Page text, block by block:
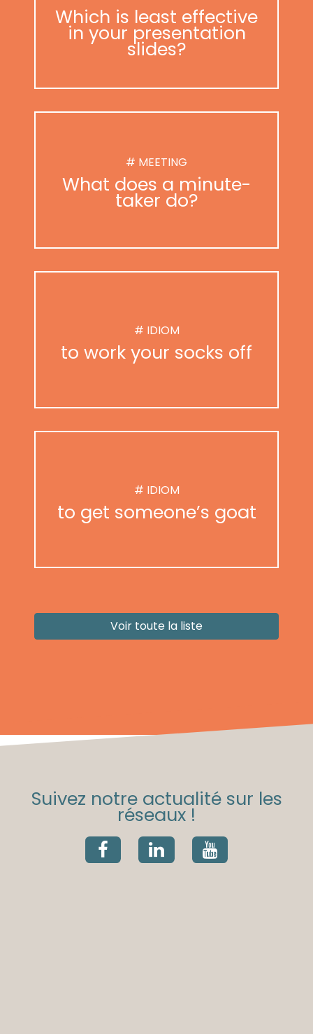
Which is least effective
in your presentation
slides?
# MEETING
What does a minute-
taker do?
# IDIOM
to work your socks off
# IDIOM
to get someone’s goat
Voir toute la liste
Suivez notre actualité sur les
réseaux !